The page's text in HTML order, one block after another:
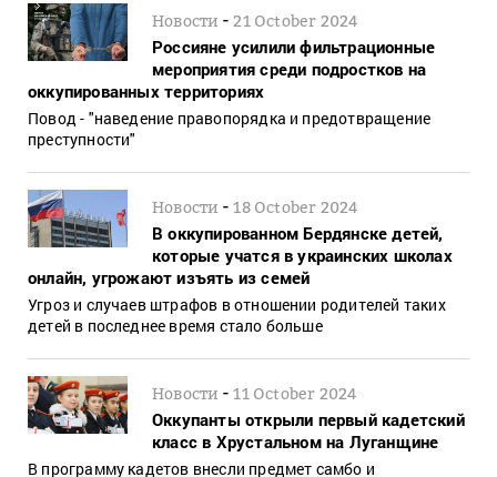
Новости -21 October 2024
Россияне усилили фильтрационные
мероприятия среди подростков на
оккупированных территориях
Повод - "наведение правопорядка и предотвращение
преступности"
Новости -18 October 2024
В оккупированном Бердянске детей,
которые учатся в украинских школах
онлайн, угрожают изъять из семей
Угроз и случаев штрафов в отношении родителей таких
детей в последнее время стало больше
Новости -11 October 2024
Оккупанты открыли первый кадетский
класс в Хрустальном на Луганщине
В программу кадетов внесли предмет самбо и